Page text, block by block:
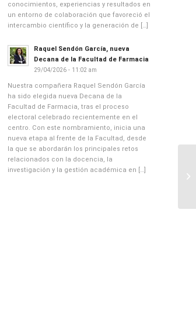
conocimientos, experiencias y resultados en
un entorno de colaboración que favoreció el
intercambio científico y la generación de […]
Raquel Sendón García, nueva
Decana de la Facultad de Farmacia
29/04/2026 - 11:02 am
Nuestra compañera Raquel Sendón García
ha sido elegida nueva Decana de la
Facultad de Farmacia, tras el proceso
electoral celebrado recientemente en el
centro. Con este nombramiento, inicia una
nueva etapa al frente de la Facultad, desde
la que se abordarán los principales retos
relacionados con la docencia, la
investigación y la gestión académica en […]